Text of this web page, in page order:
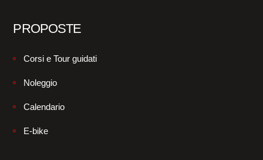
PROPOSTE
Corsi e Tour guidati
Noleggio
Calendario
E-bike